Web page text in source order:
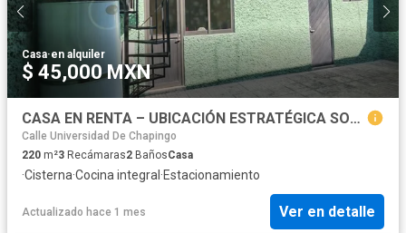
Casa·en alquiler
$ 45,000 MXN
CASA EN RENTA – UBICACIÓN ESTRATÉGICA SOBRE 16 DE SEPTIEMBRE Col Gabriel Pastor 2da Seccion Antes de Boulevard 5 de Mayo.
Calle Universidad De Chapingo
220 m²3 Recámaras2 BañosCasa
·Cisterna·Cocina integral ·Estacionamiento
Actualizado hace 1 mes Ver en detalle